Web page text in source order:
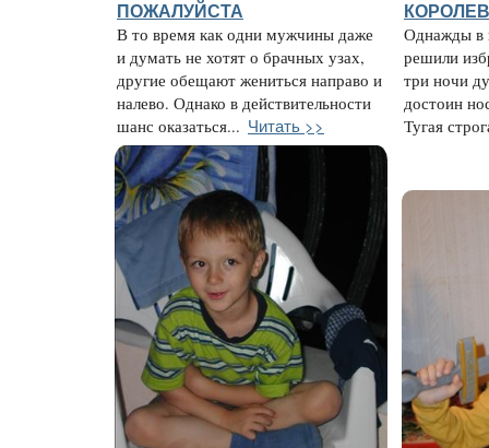
ПОЖАЛУЙСТА
В то время как одни мужчины даже
и думать не хотят о брачных узах,
другие обещают жениться направо и
налево. Однако в действительности
шанс оказаться... Читать >>
Однажды в
решили
три ночи
достоин
Тугая